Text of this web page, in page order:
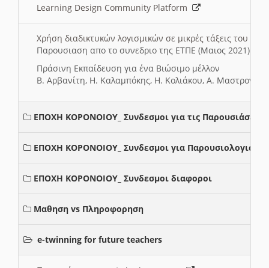
Learning Design Community Platform
Χρήση διαδικτυκών λογισμικών σε μικρές τάξεις του
Παρουσιαση απο το συνεδριο της ΕΤΠΕ (Μαιος 2021)
Πράσινη Εκπαίδευση για ένα Βιώσιμο μέλλον
Β. Αρβανίτη, Η. Καλαμπόκης, Η. Κολιάκου, Α.
ΕΠΟΧΗ ΚΟΡΟΝΟΙΟΥ_ Συνδεσμοι για τις Παρουσιάσεις
ΕΠΟΧΗ ΚΟΡΟΝΟΙΟΥ_ Συνδεσμοι για Παρουσιολογια
ΕΠΟΧΗ ΚΟΡΟΝΟΙΟΥ_ Συνδεσμοι διαφοροι
Μαθηση vs Πληροφορηση
e-twinning for future teachers